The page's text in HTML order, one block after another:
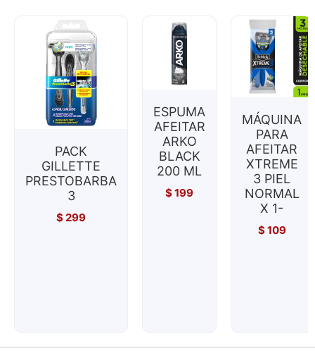
PACK
GILLETTE
PRESTOBARBA
3
$299
ESPUMA
AFEITAR
ARKO
BLACK
200 ML
$199
MÁQUINA
PARA
AFEITAR
XTREME
3 PIEL
NORMAL
X 1-
$109